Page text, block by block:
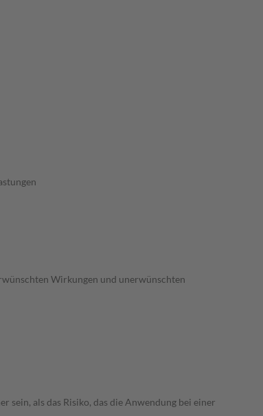
Wirkungen und unerwünschten
als das Risiko, das die Anwendung bei einer